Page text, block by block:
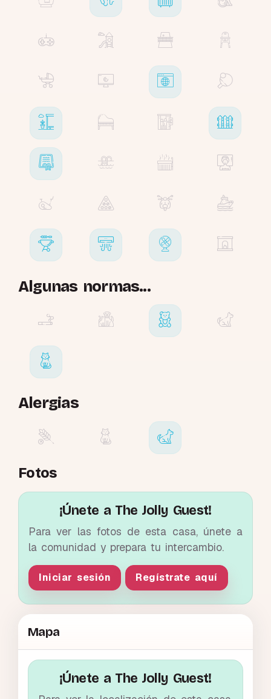
Algunas normas...
Alergias
Fotos
¡Únete a The Jolly Guest!
Para ver las fotos de esta casa, únete a
la comunidad y prepara tu intercambio.
Iniciar sesión Regístrate aquí
Mapa
¡Únete a The Jolly Guest!